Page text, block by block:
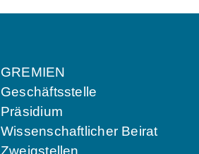
GREMIEN
Geschäftsstelle
Präsidium
Wissenschaftlicher Beirat
Zweigstellen